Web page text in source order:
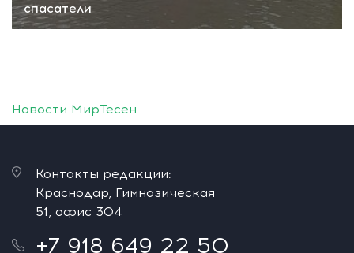
спасатели
Новости МирТесен
Контакты редакции:
Краснодар, Гимназическая
51, офис 304
+7 918 649 22 50